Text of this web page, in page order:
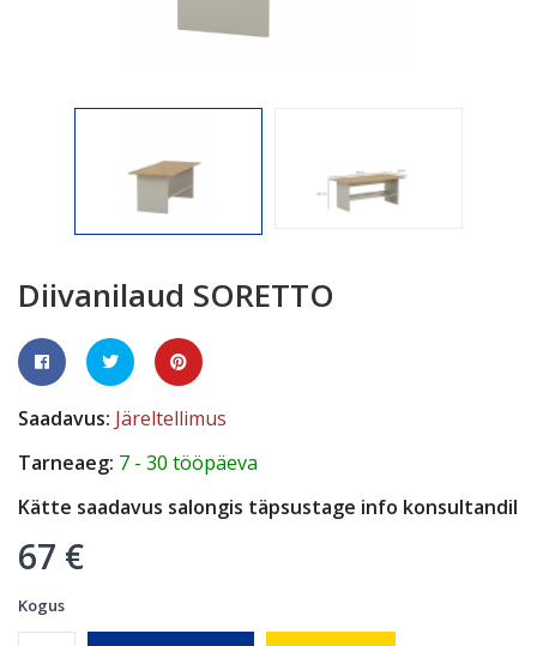
Diivanilaud SORETTO
Saadavus: Järeltellimus
Tarneaeg: 7 - 30 tööpäeva
Kätte saadavus salongis täpsustage info konsultandil
67 €
Kogus